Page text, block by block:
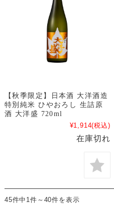
【秋季限定】日本酒 大洋酒造
特別純米 ひやおろし 生詰原
酒 大洋盛 720ml
¥1,914(税込)
在庫切れ
45件中1件～40件を表示